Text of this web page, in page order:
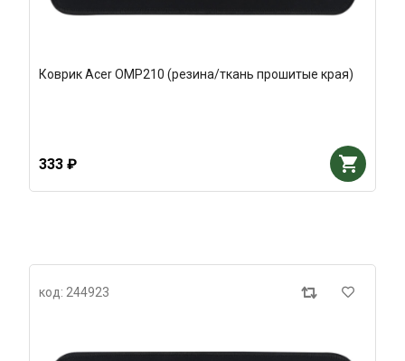
Коврик Acer OMP210 (резина/ткань прошитые края)
333 ₽
код: 244923